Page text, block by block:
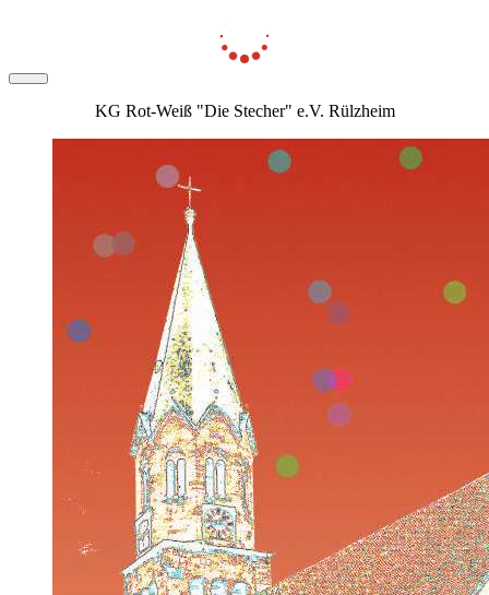
KG Rot-Weiß "Die Stecher" e.V. Rülzheim